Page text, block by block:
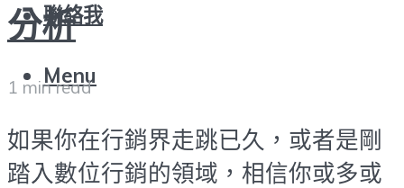
聯絡我
Menu
分析
1 min read
如果你在行銷界走跳已久，或者是剛
踏入數位行銷的領域，相信你或多或